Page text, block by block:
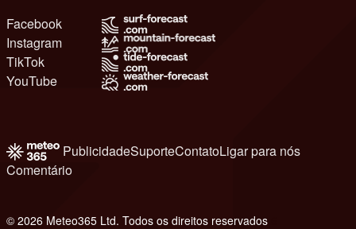
Facebook
Instagram
TikTok
YouTube
PublicidadeSuporteContatoLigar para nós
Comentário
© 2026 Meteo365 Ltd. Todos os direitos reservados